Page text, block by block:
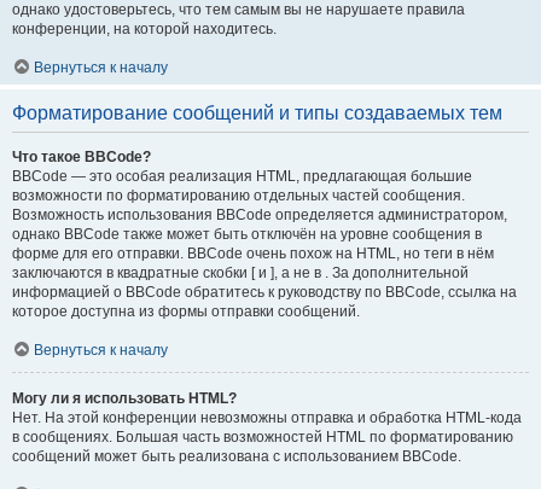
однако удостоверьтесь, что тем самым вы не нарушаете правила
конференции, на которой находитесь.
Вернуться к началу
Форматирование сообщений и типы создаваемых тем
Что такое BBCode?
BBCode — это особая реализация HTML, предлагающая большие
возможности по форматированию отдельных частей сообщения.
Возможность использования BBCode определяется администратором,
однако BBCode также может быть отключён на уровне сообщения в
форме для его отправки. BBCode очень похож на HTML, но теги в нём
заключаются в квадратные скобки [ и ], а не в . За дополнительной
информацией о BBCode обратитесь к руководству по BBCode, ссылка на
которое доступна из формы отправки сообщений.
Вернуться к началу
Могу ли я использовать HTML?
Нет. На этой конференции невозможны отправка и обработка HTML-кода
в сообщениях. Большая часть возможностей HTML по форматированию
сообщений может быть реализована с использованием BBCode.